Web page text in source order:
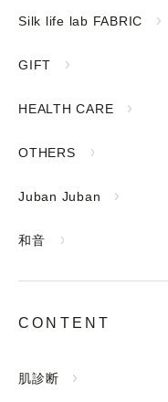
Silk life lab FABRIC
GIFT
HEALTH CARE
OTHERS
Juban Juban
和音
CONTENT
肌診断